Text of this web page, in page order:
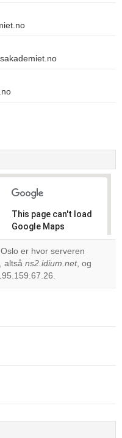
This page can't load
Google Maps
correctly.
Do you
own this
er hvor serveren
altså ns2.idium.net, og